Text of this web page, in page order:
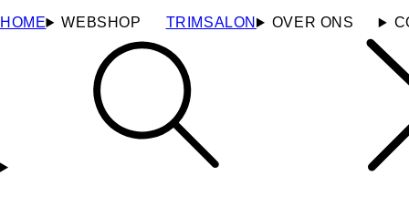
HOME WEBSHOP TRIMSALON OVER ONS